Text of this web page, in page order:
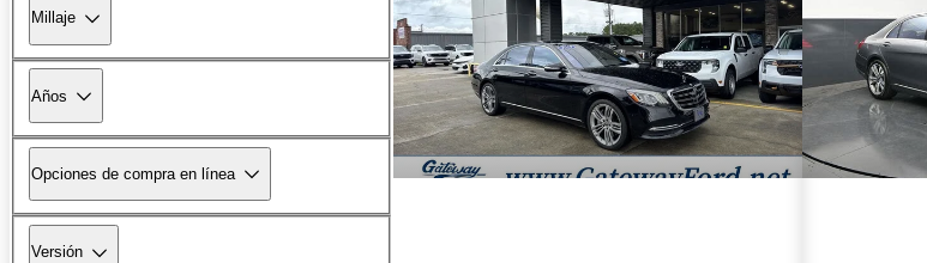
Millaje
Años
Opciones de compra en línea
Versión